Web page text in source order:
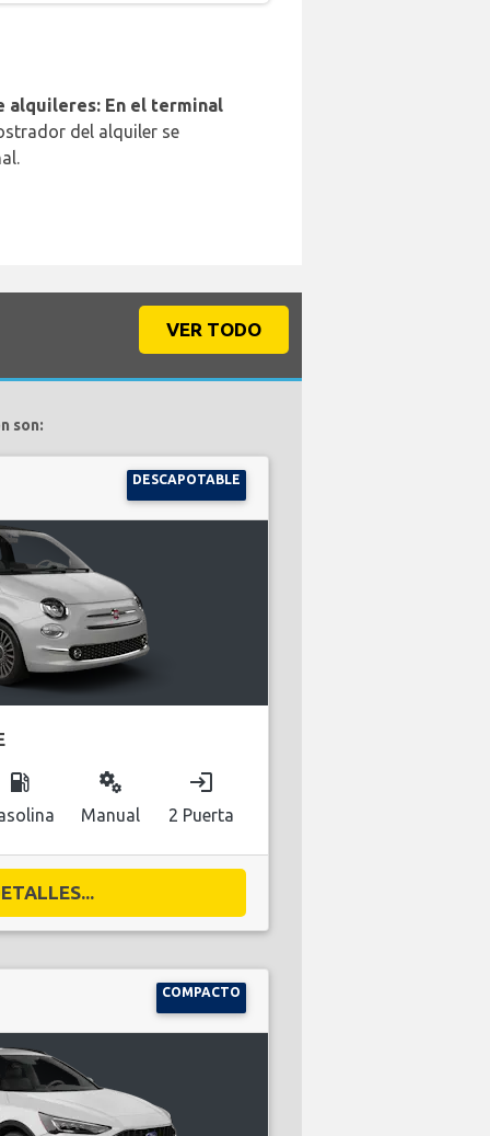
alquileres: En el terminal
del alquiler se
VER TODO
son:
DESCAPOTABLE
local_gas_station miscellaneous_services
Manual
login
2 Puerta
COMPACTO